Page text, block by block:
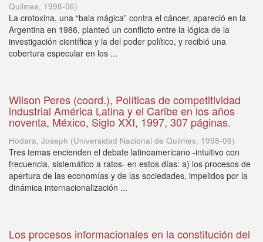
Quilmes, 1998-06)
La crotoxina, una “bala mágica” contra el cáncer, apareció en la
Argentina en 1986, planteó un conflicto entre la lógica de la
investigación científica y la del poder político, y recibió una
cobertura especular en los ...
Wilson Peres (coord.), Políticas de competitividad
industrial América Latina y el Caribe en los años
noventa, México, Siglo XXI, 1997, 307 páginas.
Hodara, Joseph (Universidad Nacional de Quilmes, 1998-06)
Tres temas encienden el debate latinoamericano -intuitivo con
frecuencia, sistemático a ratos- en estos días: a) los procesos de
apertura de las economías y de las sociedades, impelidos por la
dinámica internacionalización ...
Los procesos informacionales en la constitución del